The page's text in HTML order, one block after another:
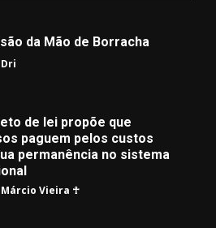
da Mão de Borracha
Dri
de lei propõe que
paguem pelos custos
permanência no sistema
Márcio Vieira ☥